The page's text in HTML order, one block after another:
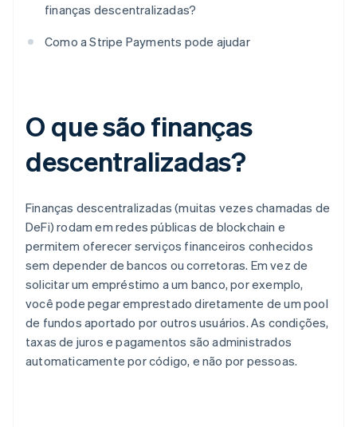
finanças descentralizadas?
Como a Stripe Payments pode ajudar
O que são finanças
descentralizadas?
Finanças descentralizadas (muitas vezes chamadas de
DeFi) rodam em redes públicas de blockchain e
permitem oferecer serviços financeiros conhecidos
sem depender de bancos ou corretoras. Em vez de
solicitar um empréstimo a um banco, por exemplo,
você pode pegar emprestado diretamente de um pool
de fundos aportado por outros usuários. As condições,
taxas de juros e pagamentos são administrados
automaticamente por código, e não por pessoas.